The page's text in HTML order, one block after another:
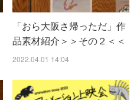
「おら大阪さ帰っただ」作
品素材紹介＞＞その２＜＜
2022.04.01 14:04